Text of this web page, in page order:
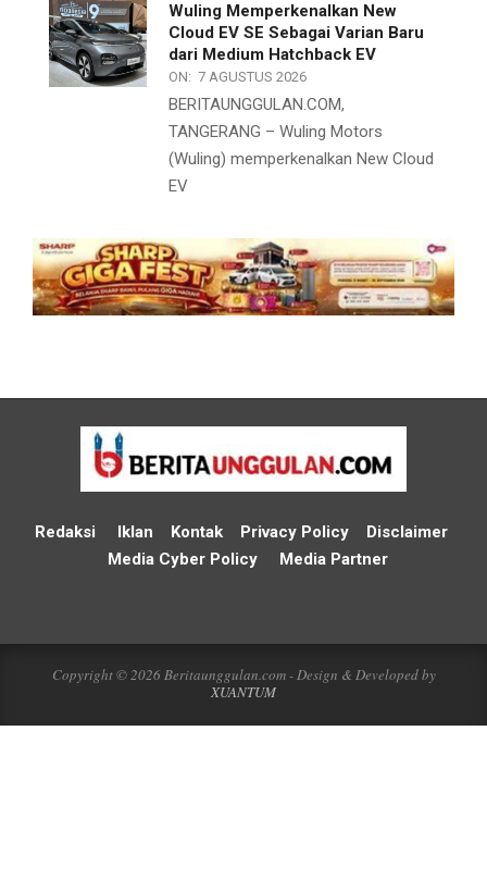
Wuling Memperkenalkan New
Cloud EV SE Sebagai Varian Baru
dari Medium Hatchback EV
ON: 7 AGUSTUS 2026
BERITAUNGGULAN.COM,
TANGERANG – Wuling Motors
(Wuling) memperkenalkan New Cloud
EV
Redaksi Iklan Kontak Privacy Policy
Disclaimer
Media Cyber Policy
Media Partner
Copyright © 2026 Beritaunggulan.com - Design & Developed by
XUANTUM